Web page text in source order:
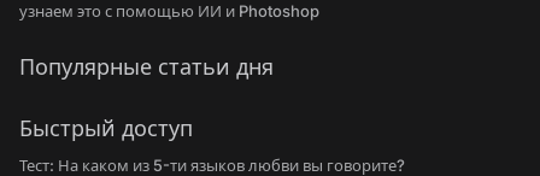
узнаем это с помощью ИИ и Photoshop
Популярные статьи дня
Быстрый доступ
Тест: На каком из 5-ти языков любви вы говорите?